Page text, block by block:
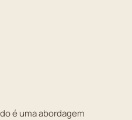
é uma abordagem